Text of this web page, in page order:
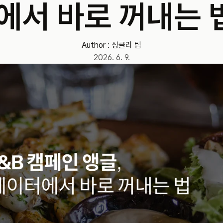
서 바로 꺼내는
Author : 싱클리 팀
2026. 6. 9.